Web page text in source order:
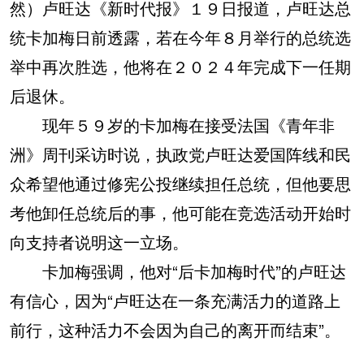
然）卢旺达《新时代报》１９日报道，卢旺达总
统卡加梅日前透露，若在今年８月举行的总统选
举中再次胜选，他将在２０２４年完成下一任期
后退休。
现年５９岁的卡加梅在接受法国《青年非
洲》周刊采访时说，执政党卢旺达爱国阵线和民
众希望他通过修宪公投继续担任总统，但他要思
考他卸任总统后的事，他可能在竞选活动开始时
向支持者说明这一立场。
卡加梅强调，他对“后卡加梅时代”的卢旺达
有信心，因为“卢旺达在一条充满活力的道路上
前行，这种活力不会因为自己的离开而结束”。